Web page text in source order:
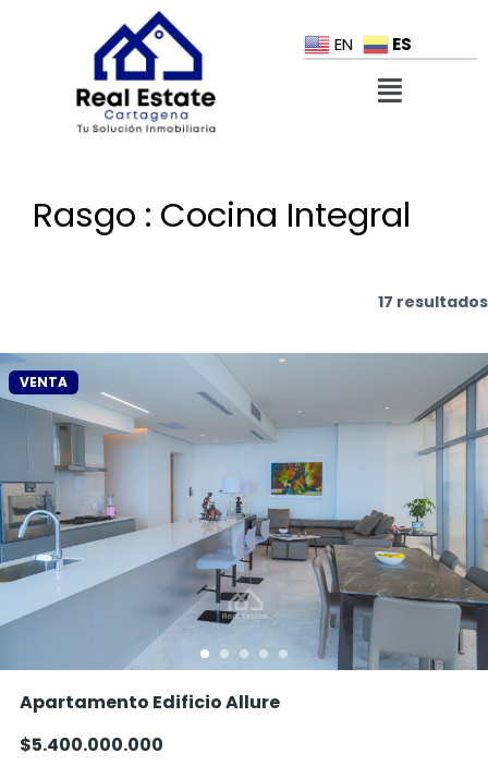
EN ES
Rasgo : Cocina Integral
17 resultados
VENTA
Apartamento Edificio Allure
$5.400.000.000